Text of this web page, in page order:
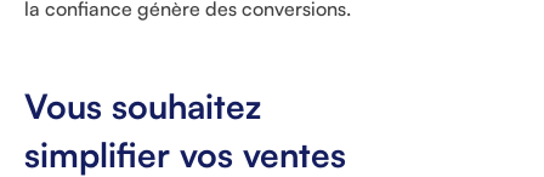
la confiance génère des conversions.
Vous souhaitez
simplifier vos ventes